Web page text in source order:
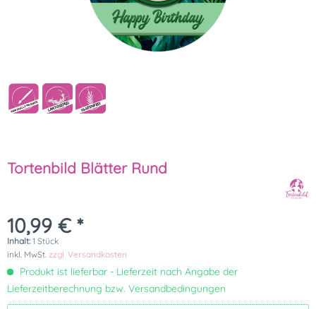
Tortenbild Blätter Rund
10,99 € *
Inhalt: 1 Stück
inkl. MwSt. zzgl. Versandkosten
Produkt ist lieferbar - Lieferzeit nach Angabe der
Lieferzeitberechnung bzw. Versandbedingungen